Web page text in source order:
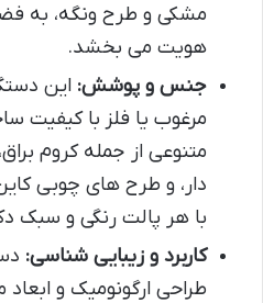
مشکی و طرح ونگه، به
هویت می بخشد.
جنس و پوشش: این
مرغوب یا فلز با
متنوعی از جمله کروم
دار، و طرح های چوبی
با هر پالت رنگی و سبک
کاربرد و زیبایی شناسی:
طراحی ارگونومیک و